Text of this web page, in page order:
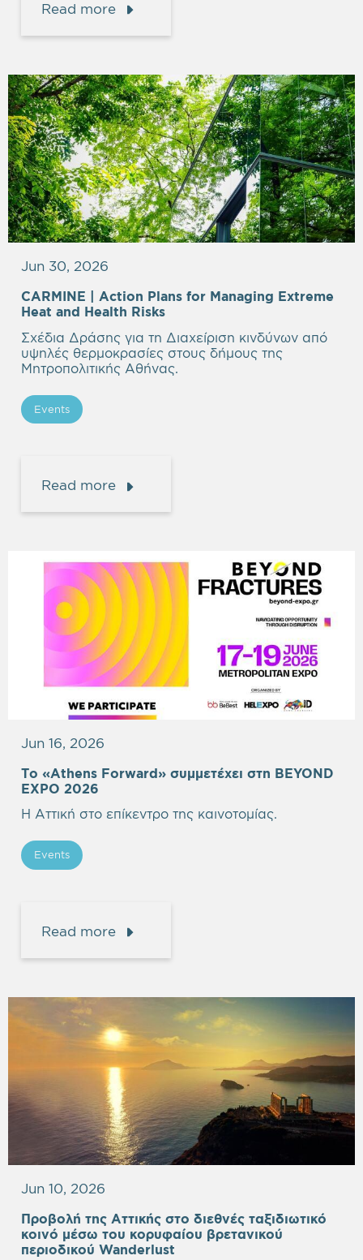
Read more
Jun 30, 2026
CARMINE | Action Plans for Managing Extreme
Heat and Health Risks
Σχέδια Δράσης για τη Διαχείριση κινδύνων από
υψηλές θερμοκρασίες στους δήμους της
Μητροπολιτικής Αθήνας.
Events
Read more
Jun 16, 2026
Το «Athens Forward» συμμετέχει στη BEYOND
EXPO 2026
Η Αττική στο επίκεντρο της καινοτομίας.
Events
Read more
Jun 10, 2026
Προβολή της Αττικής στο διεθνές ταξιδιωτικό
κοινό μέσω του κορυφαίου βρετανικού
περιοδικού Wanderlust